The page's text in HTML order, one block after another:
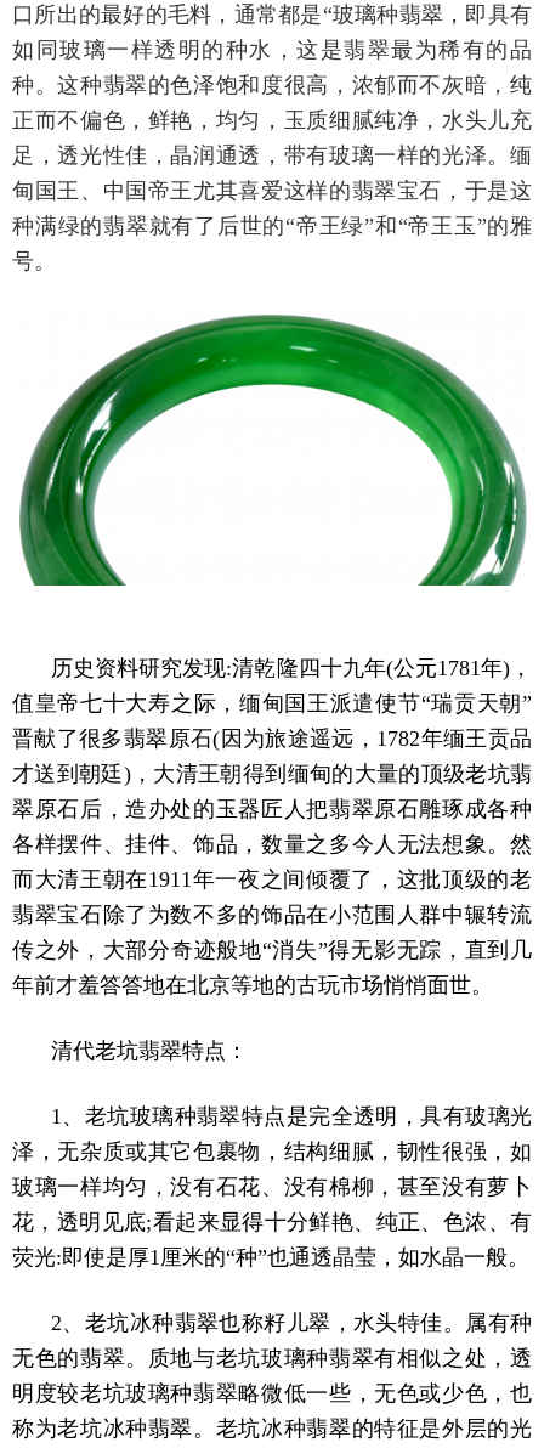
口所出的最好的毛料，通常都是“玻璃种翡翠，即具有
如同玻璃一样透明的种水，这是翡翠最为稀有的品
种。这种翡翠的色泽饱和度很高，浓郁而不灰暗，纯
正而不偏色，鲜艳，均匀，玉质细腻纯净，水头儿充
足，透光性佳，晶润通透，带有玻璃一样的光泽。缅
甸国王、中国帝王尤其喜爱这样的翡翠宝石，于是这
种满绿的翡翠就有了后世的“帝王绿”和“帝王玉”的雅
号。
历史资料研究发现:清乾隆四十九年(公元1781年)，
值皇帝七十大寿之际，缅甸国王派遣使节“瑞贡天朝”
晋献了很多翡翠原石(因为旅途遥远，1782年缅王贡品
才送到朝廷)，大清王朝得到缅甸的大量的顶级老坑翡
翠原石后，造办处的玉器匠人把翡翠原石雕琢成各种
各样摆件、挂件、饰品，数量之多今人无法想象。然
而大清王朝在1911年一夜之间倾覆了，这批顶级的老
翡翠宝石除了为数不多的饰品在小范围人群中辗转流
传之外，大部分奇迹般地“消失”得无影无踪，直到几
年前才羞答答地在北京等地的古玩市场悄悄面世。
清代老坑翡翠特点：
1、老坑玻璃种翡翠特点是完全透明，具有玻璃光
泽，无杂质或其它包裹物，结构细腻，韧性很强，如
玻璃一样均匀，没有石花、没有棉柳，甚至没有萝卜
花，透明见底;看起来显得十分鲜艳、纯正、色浓、有
荧光:即使是厚1厘米的“种”也通透晶莹，如水晶一般。
2、老坑冰种翡翠也称籽儿翠，水头特佳。属有种
无色的翡翠。质地与老坑玻璃种翡翠有相似之处，透
明度较老坑玻璃种翡翠略微低一些，无色或少色，也
称为老坑冰种翡翠。老坑冰种翡翠的特征是外层的光